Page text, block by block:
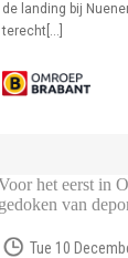
de landing bij
terecht[…]
Tue 10